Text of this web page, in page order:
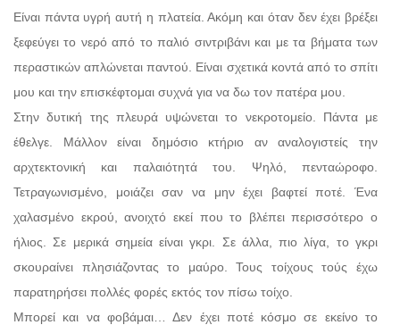
Είναι πάντα υγρή αυτή η πλατεία. Ακόμη και όταν δεν έχει βρέξει
ξεφεύγει το νερό από το παλιό σιντριβάνι και με τα βήματα των
περαστικών απλώνεται παντού. Είναι σχετικά κοντά από το σπίτι
μου και την επισκέφτομαι συχνά για να δω τον πατέρα μου.
Στην δυτική της πλευρά υψώνεται το νεκροτομείο. Πάντα με
έθελγε. Μάλλον είναι δημόσιο κτήριο αν αναλογιστείς την
αρχτεκτονική και παλαιότητά του. Ψηλό, πενταώροφο.
Τετραγωνισμένο, μοιάζει σαν να μην έχει βαφτεί ποτέ. Ένα
χαλασμένο εκρού, ανοιχτό εκεί που το βλέπει περισσότερο ο
ήλιος. Σε μερικά σημεία είναι γκρι. Σε άλλα, πιο λίγα, το γκρι
σκουραίνει πλησιάζοντας το μαύρο. Τους τοίχους τούς έχω
παρατηρήσει πολλές φορές εκτός τον πίσω τοίχο.
Μπορεί και να φοβάμαι… Δεν έχει ποτέ κόσμο σε εκείνο το